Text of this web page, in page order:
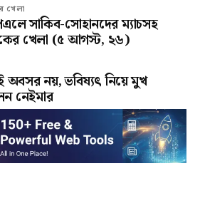
খেলা
সাকিব-সোহানদের ম্যাচসহ
খেলা (৫ আগস্ট, ২৬)
অবসর নয়, ভবিষ্যৎ নিয়ে মুখ
নেইমার